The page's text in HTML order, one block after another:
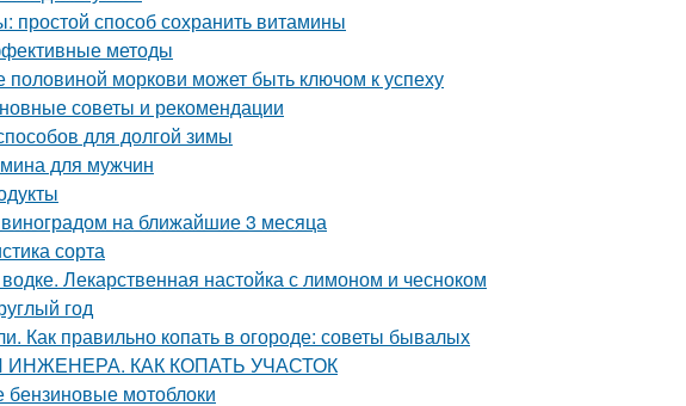
простой способ сохранить витамины
методы
моркови может быть ключом к успеху
советы и рекомендации
для долгой зимы
для мужчин
на ближайшие 3 месяца
сорта
Лекарственная настойка с лимоном и чесноком
год
Как правильно копать в огороде: советы бывалых
ИНЖЕНЕРА. КАК КОПАТЬ УЧАСТОК
бензиновые мотоблоки